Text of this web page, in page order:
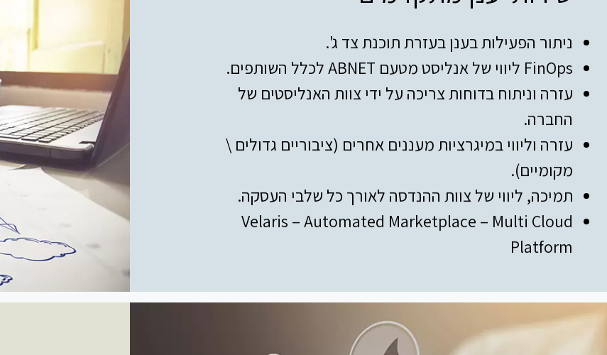
ניתור הפעילות בענן בעזרת תוכנת צד ג'.
FinOps ליווי של אנליסט מטעם ABNET לכלל השותפים.
עזרה וניתוח בדוחות צריכה על ידי צוות האנליסטים של
החברה.
עזרה וליווי במיגרציות מעננים אחרים (ציבוריים גדולים \
מקומיים).
תמיכה, ליווי של צוות ההנדסה לאורך כל שלבי העסקה.
Velaris – Automated Marketplace – Multi Cloud
Platform